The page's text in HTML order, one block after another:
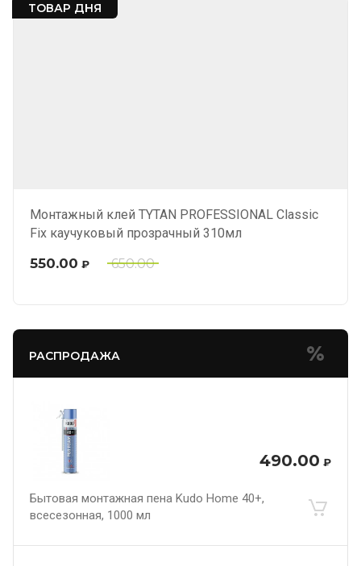
ТОВАР ДНЯ
Монтажный клей TYTAN PROFESSIONAL Classic
Fix каучуковый прозрачный 310мл
650.00
550.00 ₽
РАСПРОДАЖА
490.00 ₽
Бытовая монтажная пена Kudo Home 40+,
всесезонная, 1000 мл